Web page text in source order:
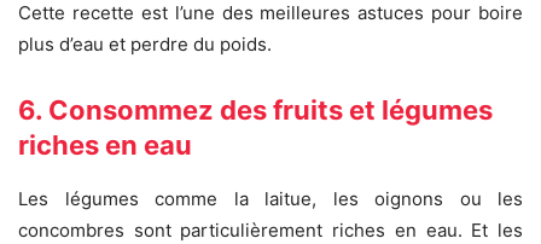
Cette recette est l’une des meilleures astuces pour boire
plus d’eau et perdre du poids.
6. Consommez des fruits et légumes
riches en eau
Les légumes comme la laitue, les oignons ou les
concombres sont particulièrement riches en eau. Et les